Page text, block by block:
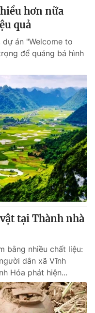
hơn nữa
quả
dự án "Welcome to
để quảng bá hình
tại Thành nhà
bằng nhiều chất liệu:
dân xã Vĩnh
Hóa phát hiện...